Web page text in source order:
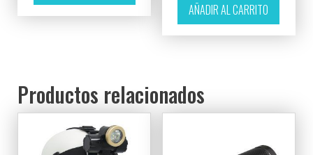
AÑADIR AL CARRITO
Productos relacionados